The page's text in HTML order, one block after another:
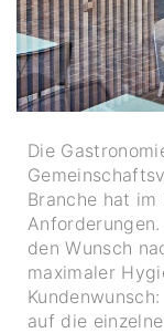
Die
Branche hat im
den Wunsch
maximaler
auf die